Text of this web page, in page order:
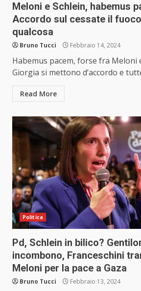
Meloni e Schlein, habemus
Accordo sul cessate il
qualcosa
Bruno Tucci Febbraio 14, 2024
Habemus pacem, forse fra Meloni
Giorgia si mettono d’accordo e
Read More
Politica
Pd, Schlein in bilico?
incombono, Franceschini
Meloni per la pace a Gaza
Bruno Tucci Febbraio 13, 2024